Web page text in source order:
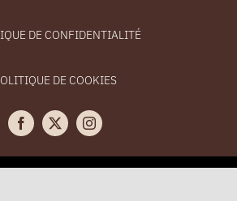
DE CONFIDENTIALITÉ
DE COOKIES